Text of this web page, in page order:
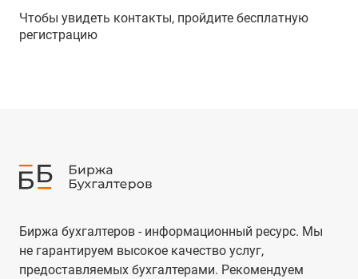
Чтобы увидеть контакты, пройдите бесплатную
регистрацию
Биржа бухгалтеров - информационный ресурс. Мы
не гарантируем высокое качество услуг,
предоставляемых бухгалтерами. Рекомендуем